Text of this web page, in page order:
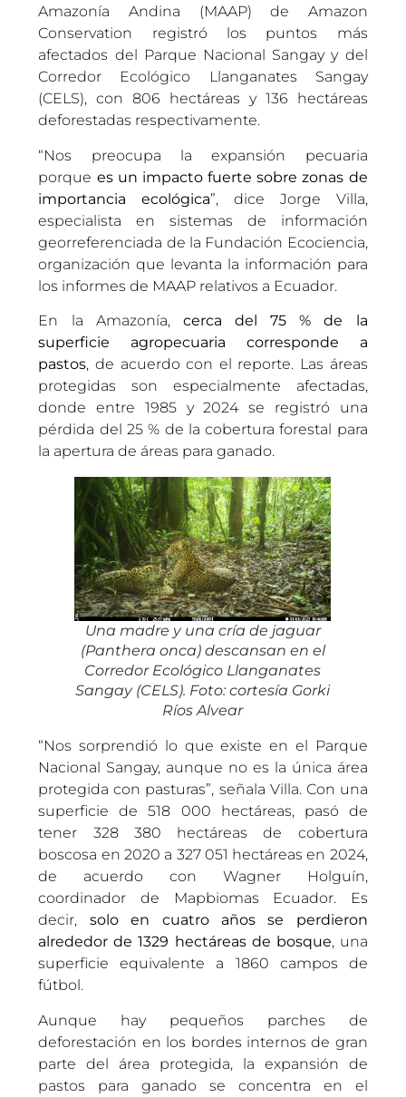
Amazonía Andina (MAAP) de Amazon
Conservation registró los puntos más
afectados del Parque Nacional Sangay y del
Corredor Ecológico Llanganates Sangay
(CELS), con 806 hectáreas y 136 hectáreas
deforestadas respectivamente.
“Nos preocupa la expansión pecuaria
porque es un impacto fuerte sobre zonas de
importancia ecológica”, dice Jorge Villa,
especialista en sistemas de información
georreferenciada de la Fundación Ecociencia,
organización que levanta la información para
los informes de MAAP relativos a Ecuador.
En la Amazonía, cerca del 75 % de la
superficie agropecuaria corresponde a
pastos, de acuerdo con el reporte. Las áreas
protegidas son especialmente afectadas,
donde entre 1985 y 2024 se registró una
pérdida del 25 % de la cobertura forestal para
la apertura de áreas para ganado.
Una madre y una cría de jaguar
(Panthera onca) descansan en el
Corredor Ecológico Llanganates
Sangay (CELS). Foto: cortesía Gorki
Ríos Alvear
“Nos sorprendió lo que existe en el Parque
Nacional Sangay, aunque no es la única área
protegida con pasturas”, señala Villa. Con una
superficie de 518 000 hectáreas, pasó de
tener 328 380 hectáreas de cobertura
boscosa en 2020 a 327 051 hectáreas en 2024,
de acuerdo con Wagner Holguín,
coordinador de Mapbiomas Ecuador. Es
decir, solo en cuatro años se perdieron
alrededor de 1329 hectáreas de bosque, una
superficie equivalente a 1860 campos de
fútbol.
Aunque hay pequeños parches de
deforestación en los bordes internos de gran
parte del área protegida, la expansión de
pastos para ganado se concentra en el